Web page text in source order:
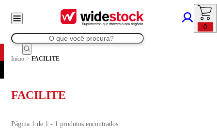
0
Início > FACILITE
FACILITE
Página 1 de 1 - 1 produtos encontrados